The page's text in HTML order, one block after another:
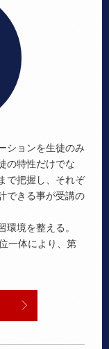
ションを生徒のみ
の特性だけでな
で把握し、それぞ
できる事が受講の
境を整える。
一体により、第